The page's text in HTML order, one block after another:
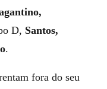
D, Santos,
.
fora do seu